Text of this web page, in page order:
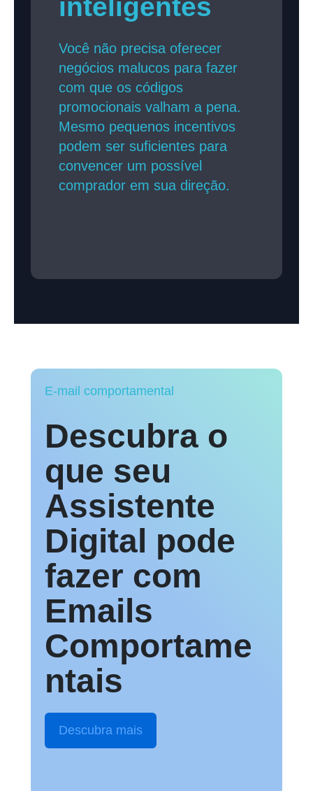
inteligentes
Você não precisa oferecer
negócios malucos para fazer
com que os códigos
promocionais valham a pena.
Mesmo pequenos incentivos
podem ser suficientes para
convencer um possível
comprador em sua direção.
E-mail comportamental
Descubra o
que seu
Assistente
Digital pode
fazer com
Emails
Comportame
ntais
Descubra mais